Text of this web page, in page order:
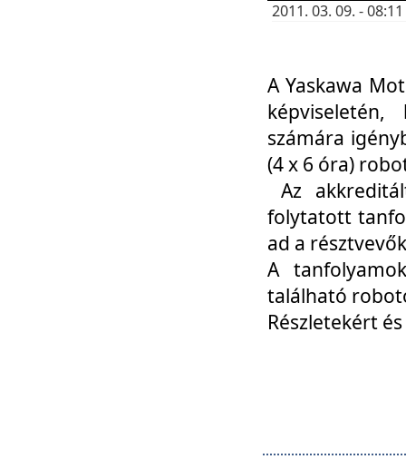
2011. 03. 09. -
A Yaskawa
számára
(4 x 6 óra)
Az
folytatott
ad a
A
található
Részletekért